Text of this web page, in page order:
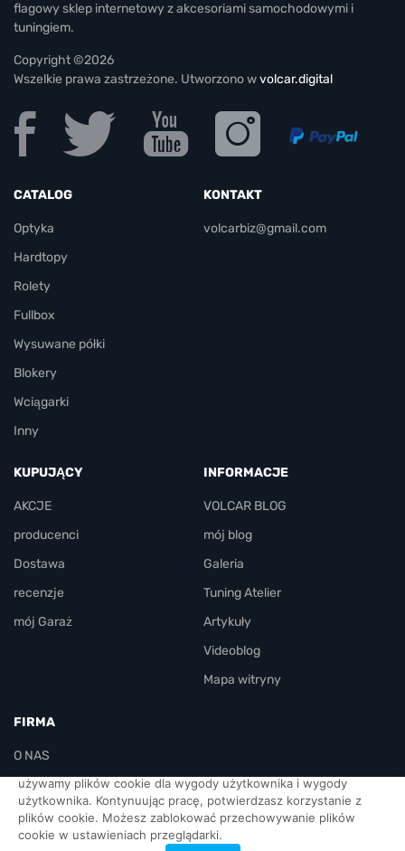
używamy plików cookie dla wygody użytkownika i wygody
użytkownika. Kontynuując pracę, potwierdzasz korzystanie z
plików cookie. Możesz zablokować przechowywanie plików
cookie w ustawieniach przeglądarki.
flagowy sklep internetowy z akcesoriami samochodowymi i
tuningiem.
Copyright ©2026
Wszelkie prawa zastrzeżone. Utworzono wvolcar.digital
CATALOG
Optyka
Hardtopy
Rolety
Fullbox
Wysuwane półki
Blokery
Wciągarki
Inny
KONTAKT
volcarbiz@gmail.com
KUPUJĄCY
AKCJE
producenci
Dostawa
recenzje
mój Garaż
INFORMACJE
VOLCAR BLOG
mój blog
Galeria
Tuning Atelier
Artykuły
Videoblog
Mapa witryny
FIRMA
O NAS
KONTAKT
urzędnicy